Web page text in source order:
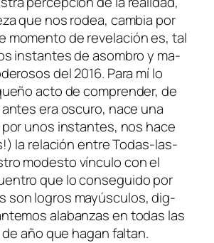
que nos ro­dea, cam­bia por
mo­men­to de re­ve­la­ción es, tal
ins­tan­tes de asom­bro y ma­
del 2016. Para mí lo
ac­to de com­pren­der, de
era os­cu­ro, na­ce una
unos ins­tan­tes, nos ha­ce
la re­la­ción en­tre Todas-las-
mo­des­to víncu­lo con el
que lo con­se­gui­do por
son lo­gros ma­yúscu­los, dig­
ala­ban­zas en to­das las
año que ha­gan faltan.